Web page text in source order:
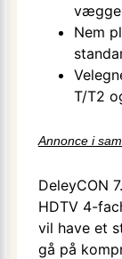
Nem
T/T2
Annonce i
DeleyCON
HDTV 4-
vil have et
gå på